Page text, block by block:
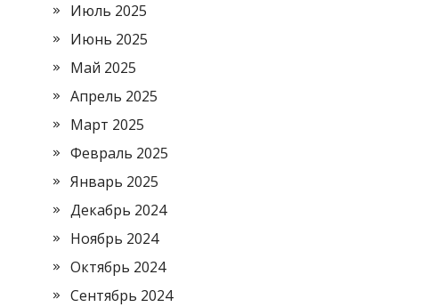
Июль 2025
Июнь 2025
Май 2025
Апрель 2025
Март 2025
Февраль 2025
Январь 2025
Декабрь 2024
Ноябрь 2024
Октябрь 2024
Сентябрь 2024